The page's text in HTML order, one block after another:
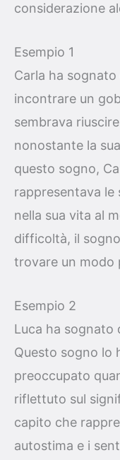
considerazione
Esempio 1
Carla ha
incontrare un
sembrava
nonostante la
questo sogno,
rappresentava
nella sua vita al
difficoltà, il
trovare un modo
Esempio 2
Luca ha sognato
Questo sogno lo
preoccupato
riflettuto sul
capito che
autostima e i